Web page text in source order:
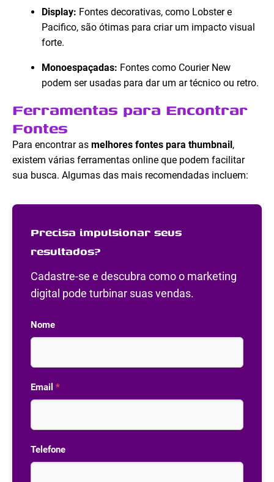
Display: Fontes decorativas, como Lobster e
Pacifico, são ótimas para criar um impacto visual
forte.
Monoespaçadas: Fontes como Courier New
podem ser usadas para dar um ar técnico ou retro.
Ferramentas para Encontrar
Fontes
Para encontrar as melhores fontes para thumbnail ,
existem várias ferramentas online que podem facilitar
sua busca. Algumas das mais recomendadas incluem:
Precisa impulsionar seus
resultados?
Cadastre-se e descubra como o marketing
digital pode turbinar suas vendas.
Nome
Email *
Telefone